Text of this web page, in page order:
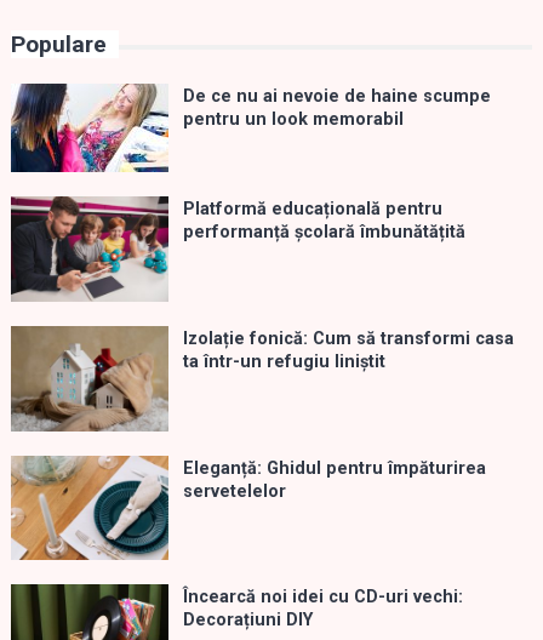
Populare
De ce nu ai nevoie de haine scumpe
pentru un look memorabil
Platformă educațională pentru
performanță școlară îmbunătățită
Izolație fonică: Cum să transformi casa
ta într-un refugiu liniștit
Eleganță: Ghidul pentru împăturirea
servetelelor
Încearcă noi idei cu CD-uri vechi:
Decorațiuni DIY